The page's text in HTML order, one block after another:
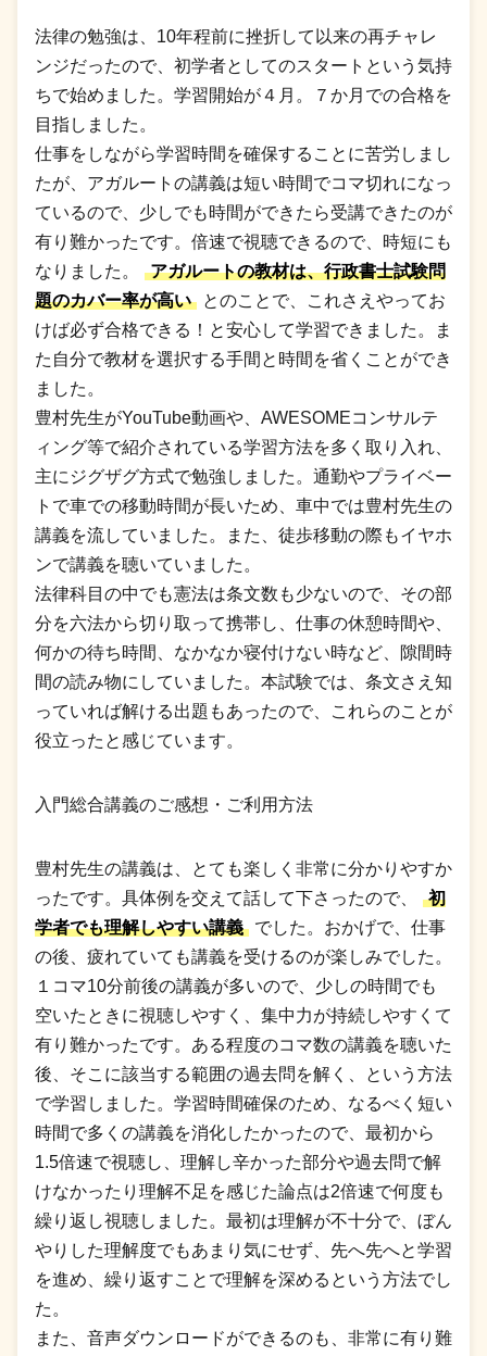
法律の勉強は、10年程前に挫折して以来の再チャレ
ンジだったので、初学者としてのスタートという気持
ちで始めました。学習開始が４月。７か月での合格を
目指しました。
仕事をしながら学習時間を確保することに苦労しまし
たが、アガルートの講義は短い時間でコマ切れになっ
ているので、少しでも時間ができたら受講できたのが
有り難かったです。倍速で視聴できるので、時短にも
なりました。
アガルートの教材は、行政書士試験問
題のカバー率が高い
とのことで、これさえやってお
けば必ず合格できる！と安心して学習できました。ま
た自分で教材を選択する手間と時間を省くことができ
ました。
豊村先生がYouTube動画や、AWESOMEコンサルテ
ィング等で紹介されている学習方法を多く取り入れ、
主にジグザグ方式で勉強しました。通勤やプライベー
トで車での移動時間が長いため、車中では豊村先生の
講義を流していました。また、徒歩移動の際もイヤホ
ンで講義を聴いていました。
法律科目の中でも憲法は条文数も少ないので、その部
分を六法から切り取って携帯し、仕事の休憩時間や、
何かの待ち時間、なかなか寝付けない時など、隙間時
間の読み物にしていました。本試験では、条文さえ知
っていれば解ける出題もあったので、これらのことが
役立ったと感じています。
入門総合講義のご感想・ご利用方法
豊村先生の講義は、とても楽しく非常に分かりやすか
ったです。具体例を交えて話して下さったので、
初
学者でも理解しやすい講義
でした。おかげで、仕事
の後、疲れていても講義を受けるのが楽しみでした。
１コマ10分前後の講義が多いので、少しの時間でも
空いたときに視聴しやすく、集中力が持続しやすくて
有り難かったです。ある程度のコマ数の講義を聴いた
後、そこに該当する範囲の過去問を解く、という方法
で学習しました。学習時間確保のため、なるべく短い
時間で多くの講義を消化したかったので、最初から
1.5倍速で視聴し、理解し辛かった部分や過去問で解
けなかったり理解不足を感じた論点は2倍速で何度も
繰り返し視聴しました。最初は理解が不十分で、ぼん
やりした理解度でもあまり気にせず、先へ先へと学習
を進め、繰り返すことで理解を深めるという方法でし
た。
また、音声ダウンロードができるのも、非常に有り難